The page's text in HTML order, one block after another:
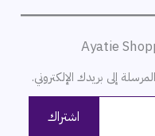
إلى بريدك الإلكتروني.
اشتراك